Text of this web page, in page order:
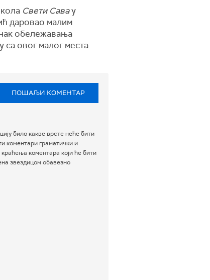
Свети Савау
даровао малим
обележавања
овог малог места.
ПОШАЉИ КОМЕНТАР
било какве врсте неће бити
коментари граматички и
коментара који ће бити
звездицом обавезно